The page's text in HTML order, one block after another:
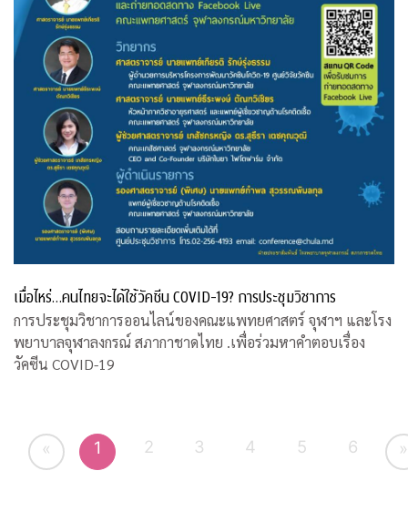
เมื่อไหร่…คนไทยจะได้ใช้วัคซีน COVID-19? การประชุมวิชาการ
การประชุมวิชาการออนไลน์ของคณะแพทยศาสตร์ จุฬาฯ และโรง
พยาบาลจุฬาลงกรณ์ สภากาชาดไทย .เพื่อร่วมหาคำตอบเรื่อง
วัคซีน COVID-19
« 1 2 3 4 5 6 »